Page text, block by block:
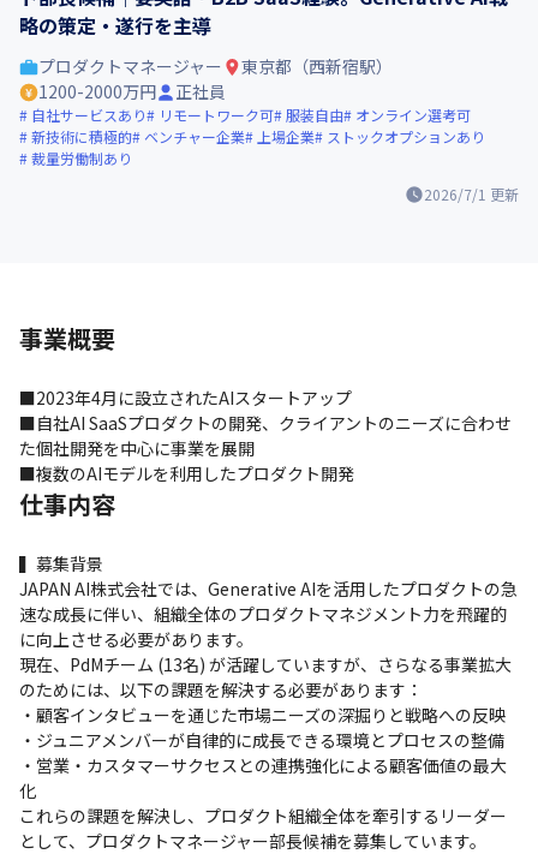
略の策定・遂行を主導
2026/7/1 更新
プロダクトマネージャー
東京都（西新宿駅）
1200-2000万円
正社員
自社サービスあり リモートワーク可 服装自由
オンライン選考可
新技術に積極的
ベンチャー企業 上場企業
ストックオプションあり
裁量労働制あり
事業概要
■2023年4月に設立されたAIスタートアップ
■自社AI SaaSプロダクトの開発、クライアントのニーズに合わせ
た個社開発を中心に事業を展開
■複数のAIモデルを利用したプロダクト開発
仕事内容
▍募集背景
JAPAN AI株式会社では、Generative AIを活用したプロダクトの急
速な成長に伴い、組織全体のプロダクトマネジメント力を飛躍的
に向上させる必要があります。
現在、PdMチーム (13名) が活躍していますが、さらなる事業拡大
のためには、以下の課題を解決する必要があります：
・顧客インタビューを通じた市場ニーズの深掘りと戦略への反映
・ジュニアメンバーが自律的に成長できる環境とプロセスの整備
・営業・カスタマーサクセスとの連携強化による顧客価値の最大
化
これらの課題を解決し、プロダクト組織全体を牽引するリーダー
として、プロダクトマネージャー部長候補を募集しています。